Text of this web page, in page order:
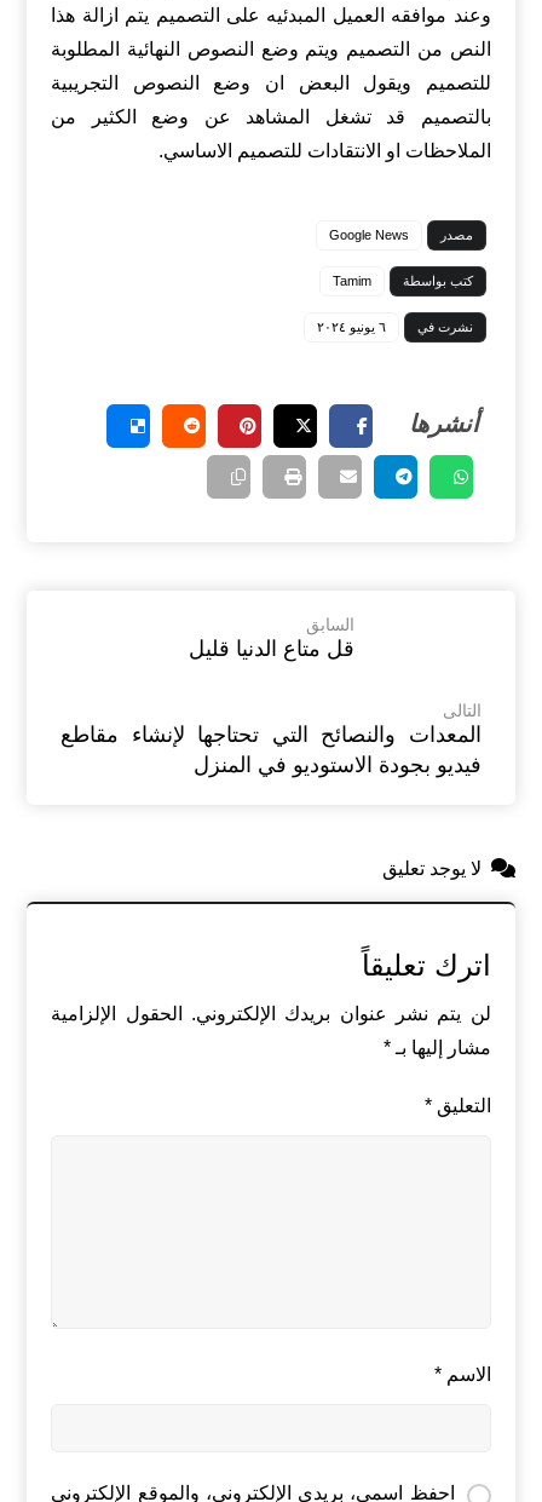
وعند موافقه العميل المبدئيه على التصميم يتم ازالة هذا
النص من التصميم ويتم وضع النصوص النهائية المطلوبة
للتصميم ويقول البعض ان وضع النصوص التجريبية
بالتصميم قد تشغل المشاهد عن وضع الكثير من
الملاحظات او الانتقادات للتصميم الاساسي.
مصدر Google News
كتب بواسطة Tamim
نشرت في ٦ يونيو ٢٠٢٤
السابق
قل متاع الدنيا قليل
التالى
المعدات والنصائح التي تحتاجها لإنشاء مقاطع
فيديو بجودة الاستوديو في المنزل
لا يوجد تعليق
اترك تعليقاً
لن يتم نشر عنوان بريدك الإلكتروني.
الحقول الإلزامية
مشار إليها بـ*
التعليق*
الاسم*
احفظ اسمي، بريدي الإلكتروني، والموقع الإلكتروني